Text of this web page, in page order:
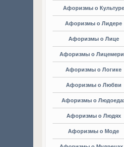
Афоризмы о Культуре
Афоризмы о Лидере
Афоризмы о Лице
Афоризмы о
Афоризмы о Логике
Афоризмы о Любви
Афоризмы о
Афоризмы о Людях
Афоризмы о Моде